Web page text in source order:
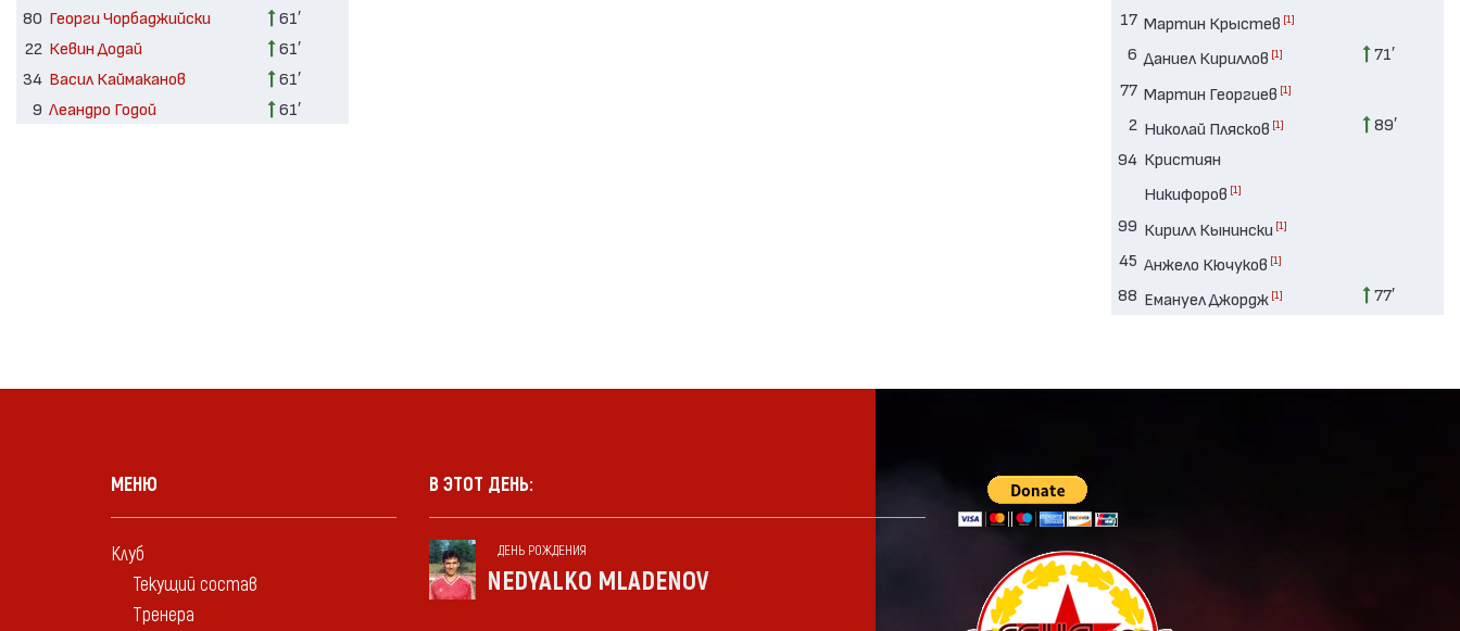
80 Георги Чорбаджийски
61′
22 Кевин Додай
61′
34 Васил Каймаканов
61′
9 Леандро Годой 61′
17 Мартин Крыстев [1]
6 Даниел Кириллов [1]
71′
77 Мартин Георгиев [1]
2 Николай Плясков [1]
89′
94 Кристиян
Никифоров [1]
99 Кирилл Кынински [1]
45 Анжело Кючуков [1]
88 Емануел Джордж [1] 77′
МЕНЮ
Клуб
Текущий состав
Тренера
В ЭТОТ ДЕНЬ:
ДЕНЬ РОЖДЕНИЯ
NEDYALKO MLADENOV